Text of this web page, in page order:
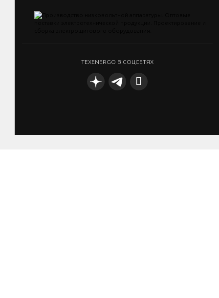
TEXENERGO В СОЦСЕТЯХ